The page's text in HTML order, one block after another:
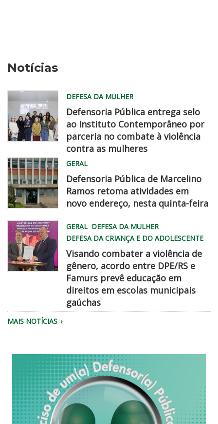
Notícias
MG
0732
DEFESA DA MULHER
Defensoria Pública entrega selo
ao Instituto Contemporâneo por
parceria no combate à violência
contra as mulheres
WhatsApp
Image
2026
08
06
22
GERAL
Defensoria Pública de Marcelino
Ramos retoma atividades em
novo endereço, nesta quinta-feira
chegadisso
GERAL DEFESA DA MULHER
DEFESA DA CRIANÇA E DO ADOLESCENTE
Visando combater a violência de
gênero, acordo entre DPE/RS e
Famurs prevê educação em
direitos em escolas municipais
gaúchas
MAIS NOTÍCIAS